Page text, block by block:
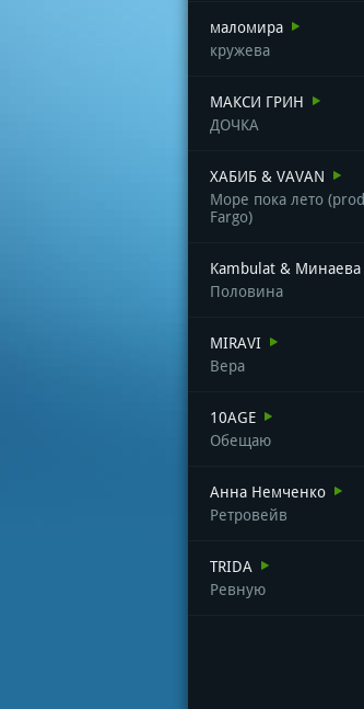
маломира
кружева
МАКСИ ГРИН
ДОЧКА
ХАБИБ & VAVAN
Море пока лето (prod
Fargo)
Kambulat & Минаева
Половина
MIRAVI
Вера
10AGE
Обещаю
Анна Немченко
Ретровейв
TRIDA
Ревную